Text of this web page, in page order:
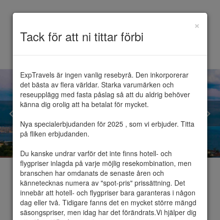
Tack för att ni tittar förbi
×
ExpTravels är ingen vanlig resebyrå. Den inkorporerar
det bästa av flera världar. Starka varumärken och
reseupplägg med fasta påslag så att du aldrig behöver
känna dig orolig att ha betalat för mycket.
Nya specialerbjudanden för 2025 , som vi erbjuder. Titta
på fliken erbjudanden.
Du kanske undrar varför det inte finns hotell- och
flygpriser inlagda på varje möjlig resekombination, men
branschen har omdanats de senaste åren och
kännetecknas numera av "spot-pris" prissättning. Det
innebär att hotell- och flygpriser bara garanteras i någon
dag eller två. Tidigare fanns det en mycket större mängd
säsongspriser, men idag har det förändrats.Vi hjälper dig